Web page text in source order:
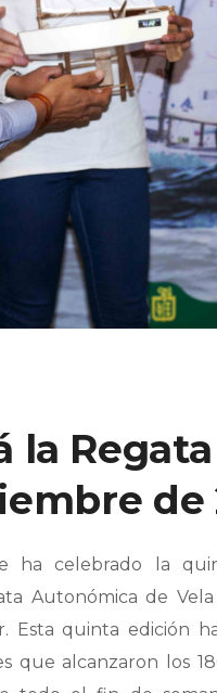
la
de
ha celebrado la
Autonómica de
Esta quinta edición
que alcanzaron los